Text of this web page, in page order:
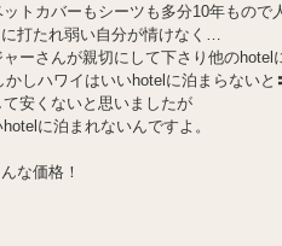
トカバーもシーツも多分10年もので
打たれ弱い自分が情けなく…
ーさんが親切にして下さり他のhotel
しハワイはいいhotelに泊まらない
安くないと思いましたが
に泊まれないんですよ。
な価格！